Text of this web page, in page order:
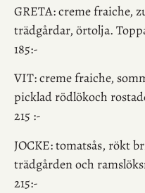
GRETA: creme fraiche,
trädgårdar, örtolja.
185:-
VIT: creme fraiche,
picklad rödlökoch
215 :-
JOCKE: tomatsås, rökt
trädgården och
215:-